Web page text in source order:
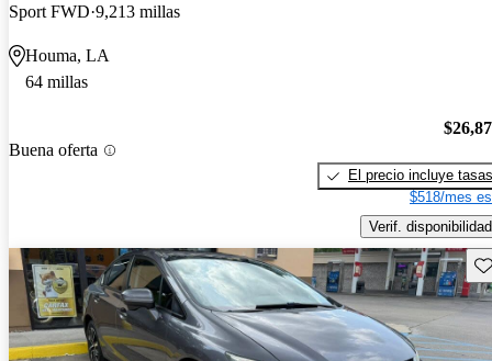
Sport FWD 9,213 millas
Houma, LA
64 millas
Buena oferta
El precio incluye tasas
$518/mes
Verif. disponibilidad